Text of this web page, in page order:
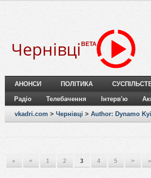
Чернівці BETA
АНОНСИ ПОЛІТИКА
Радіо Телебачення Інтерв'ю
vkadri.com > Чернівці > Author: Dynamo
« < 1 2 3 4 5 > »